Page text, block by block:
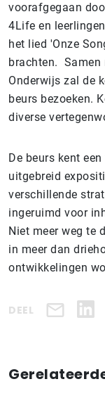
voorafgegaan
4Life en
het lied 'Onze
brachten. Samen
Onderwijs zal de
beurs bezoeken.
diverse
De beurs kent
uitgebreid
verschillende
ingeruimd voor
Niet meer weg te
in meer dan
ontwikkelingen
DEEL